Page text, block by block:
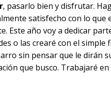
, pasarlo bien y disfrutar.
satisfecho con lo que
Este año voy a dedicar
o las crearé con el
sin pensar que le dirán
que busco. Trabajaré en